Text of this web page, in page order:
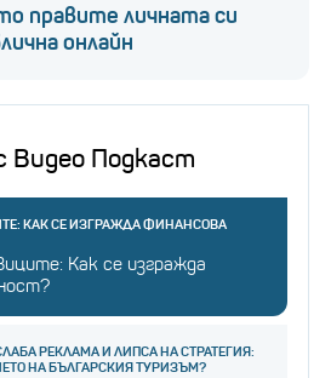
правите личната си
онлайн
Видео Подкаст
КАК СЕ ИЗГРАЖДА ФИНАНСОВА
Как се изгражда
РЕКЛАМА И ЛИПСА НА СТРАТЕГИЯ:
НА БЪЛГАРСКИЯ ТУРИЗЪМ?